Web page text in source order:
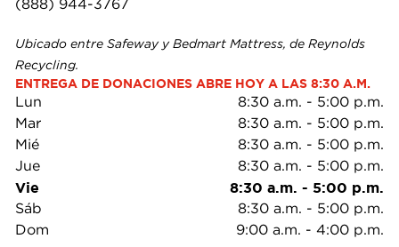
(888) 944-3767
Ubicado entre Safeway y Bedmart Mattress, de Reynolds
Recycling.
ENTREGA DE DONACIONES ABRE HOY A LAS 8:30 A.M.
Lun 8:30 a.m. - 5:00 p.m.
Mar
8:30 a.m. - 5:00 p.m.
Mié
8:30 a.m. - 5:00 p.m.
Jue
8:30 a.m. - 5:00 p.m.
Vie 8:30 a.m. - 5:00 p.m.
Sáb 8:30 a.m. - 5:00 p.m.
Dom
9:00 a.m. - 4:00 p.m.